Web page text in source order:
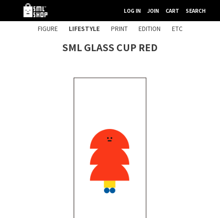
LOG IN JOIN CART SEARCH
FIGURE LIFESTYLE PRINT EDITION ETC
SML GLASS CUP RED